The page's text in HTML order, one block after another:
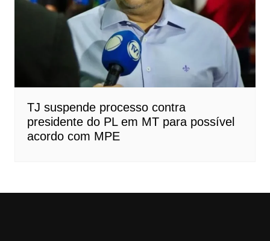
TJ suspende processo contra
presidente do PL em MT para possível
acordo com MPE